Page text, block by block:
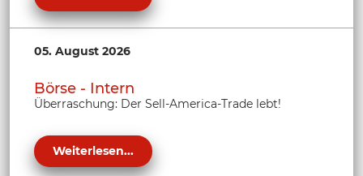
05. August 2026
Börse - Intern
Überraschung: Der Sell-America-Trade lebt!
Weiterlesen...